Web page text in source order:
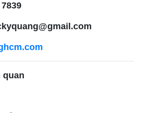
quan